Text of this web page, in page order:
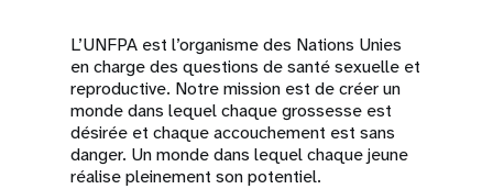
L’UNFPA est l’organisme des Nations Unies
en charge des questions de santé sexuelle et
reproductive. Notre mission est de créer un
monde dans lequel chaque grossesse est
désirée et chaque accouchement est sans
danger. Un monde dans lequel chaque jeune
réalise pleinement son potentiel.